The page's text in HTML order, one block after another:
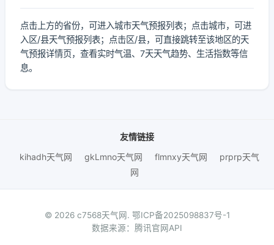
点击上方的省份，可进入城市天气预报列表；点击城市，可进
入区/县天气预报列表；点击区/县，可直接跳转至该地区的天
气预报详情页，查看实时气温、7天天气趋势、生活指数等信
息。
友情链接
kihadh天气网
gkLmno天气网 flmnxy天气网
prprp天气
网
© 2026 c7568天气网. 鄂ICP备2025098837号-1
数据来源：腾讯官网API